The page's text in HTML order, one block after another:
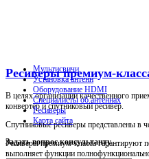
Ресиверы премиум-
В целях организации качественного
конвертер и спутниковый ресивер.
Спутниковые ресиверы представлены в
Ресиверы премиум-класса гарантируют
выполняет функции
Мультисвичи
Установка антенн
Оборудование HDMI
Специалисты об антеннах
Ресиверы
Карта сайта
Задатьвопрос консультанту